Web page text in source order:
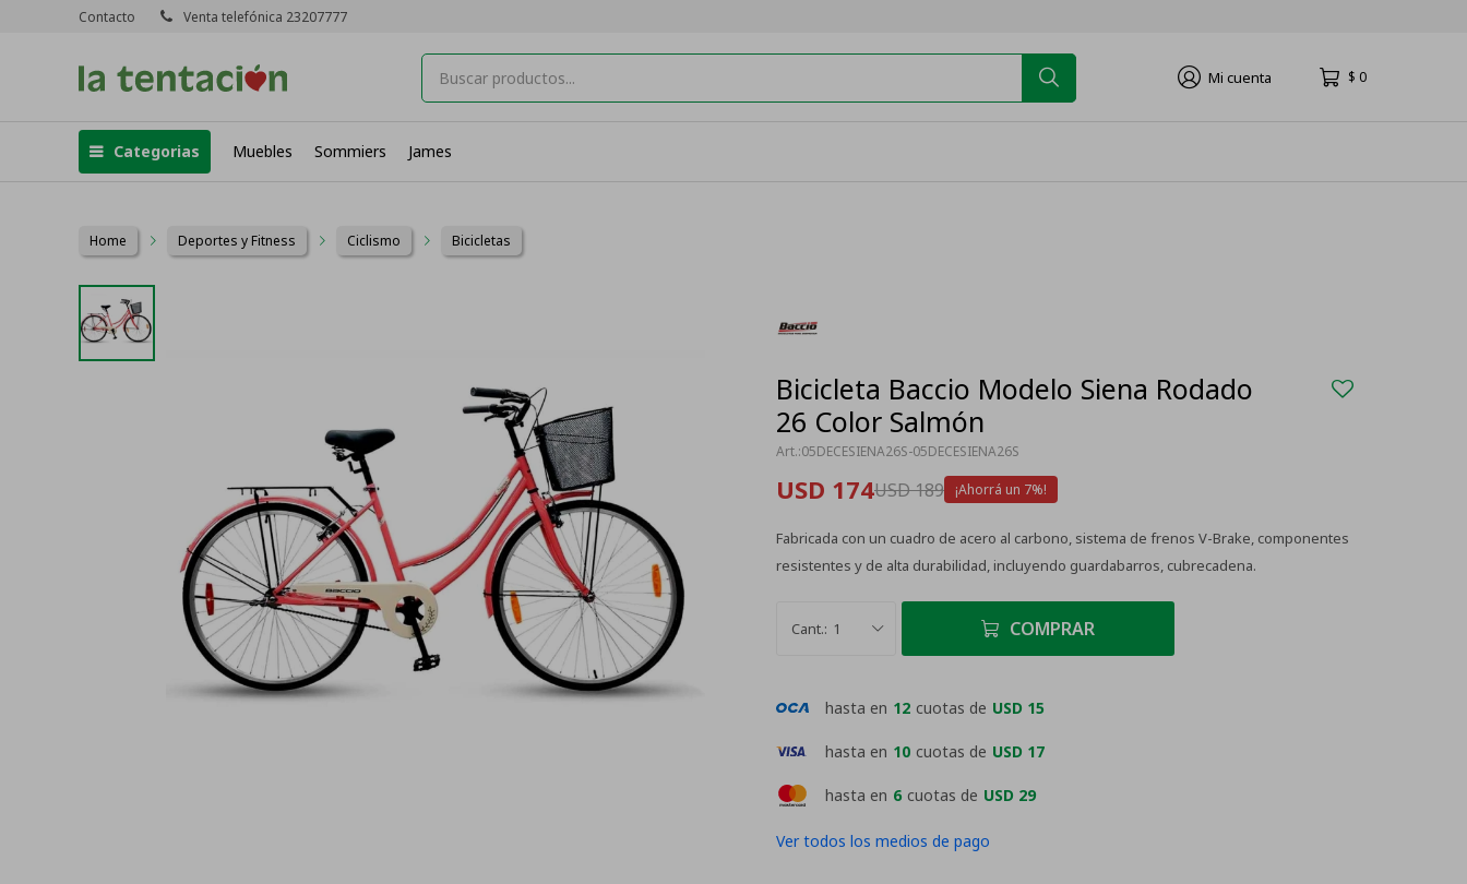
Categorias Muebles Sommiers James
$ 0
Contacto Venta telefónica 23207777
Home Deportes y Fitness Ciclismo Bicicletas
Bicicleta Baccio Modelo Siena Rodado
26 Color Salmón
05DECESIENA26S-05DECESIENA26S
USD 174USD189 7
Fabricada con un cuadro de acero al carbono, sistema de frenos V-Brake, componentes
resistentes y de alta durabilidad, incluyendo guardabarros, cubrecadena.
1 COMPRAR
hasta en 6 cuotas de USD 29
hasta en 12 cuotas de USD 15
hasta en 10 cuotas de USD 17
Ver todos los medios de pago